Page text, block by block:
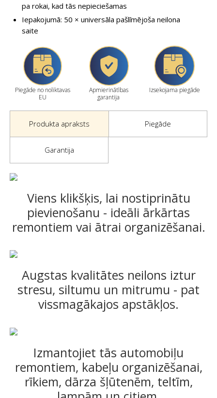
pa rokai, kad tās nepieciešamas
Iepakojumā: 50 × universāla pašlīmējoša neilona
saite
Piegāde no noliktavas
EU
Apmierinātības
garantija
Izsekojama piegāde
Produkta apraksts Piegāde
Garantija
Viens klikšķis, lai nostiprinātu
pievienošanu - ideāli ārkārtas
remontiem vai ātrai organizēšanai.
Augstas kvalitātes neilons iztur
stresu, siltumu un mitrumu - pat
vissmagākajos apstākļos.
Izmantojiet tās automobiļu
remontiem, kabeļu organizēšanai,
rīkiem, dārza šļūtenēm, teltīm,